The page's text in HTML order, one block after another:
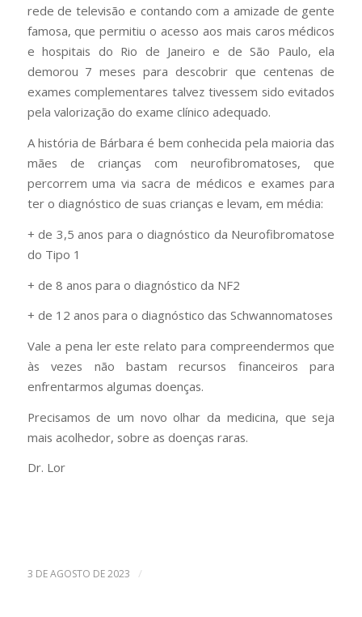
rede de televisão e contando com a amizade de gente
famosa, que permitiu o acesso aos mais caros médicos
e hospitais do Rio de Janeiro e de São Paulo, ela
demorou 7 meses para descobrir que centenas de
exames complementares talvez tivessem sido evitados
pela valorização do exame clínico adequado.
A história de Bárbara é bem conhecida pela maioria das
mães de crianças com neurofibromatoses, que
percorrem uma via sacra de médicos e exames para
ter o diagnóstico de suas crianças e levam, em média:
+ de 3,5 anos para o diagnóstico da Neurofibromatose
do Tipo 1
+ de 8 anos para o diagnóstico da NF2
+ de 12 anos para o diagnóstico das Schwannomatoses
Vale a pena ler este relato para compreendermos que
às vezes não bastam recursos financeiros para
enfrentarmos algumas doenças.
Precisamos de um novo olhar da medicina, que seja
mais acolhedor, sobre as doenças raras.
Dr. Lor
3 DE AGOSTO DE 2023 /